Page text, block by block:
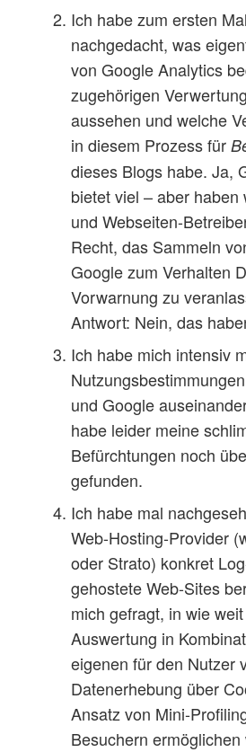
Ich habe zum ersten
nachgedacht, was
von Google Analytics
zugehörigen
aussehen und welche
in diesem Prozess für
dieses Blogs habe. Ja,
bietet viel – aber haben
und Webseiten-
Recht, das Sammeln
Google zum Verhalten
Vorwarnung zu
Antwort: Nein, das
Ich habe mich intensiv
und Google
habe leider meine
Befürchtungen noch
gefunden.
Ich habe mal
Web-Hosting-Provider
oder Strato) konkret
gehostete Web-Sites
mich gefragt, in wie
Auswertung in
eigenen für den Nutzer
Datenerhebung über
Ansatz von Mini-
Besuchern ermöglichen